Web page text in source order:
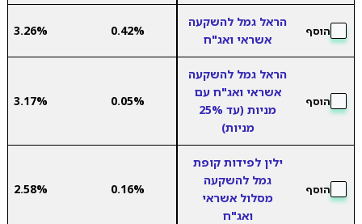
הוסף
הראל גמל להשקעה
אשראי ואג"ח
0.42%
3.26%
הוסף
הראל גמל להשקעה
אשראי ואג"ח עם
מניות (עד 25%
מניות)
0.05%
3.17%
הוסף
ילין לפידות קופת
גמל להשקעה
מסלול אשראי
ואג"ח
0.16%
2.58%